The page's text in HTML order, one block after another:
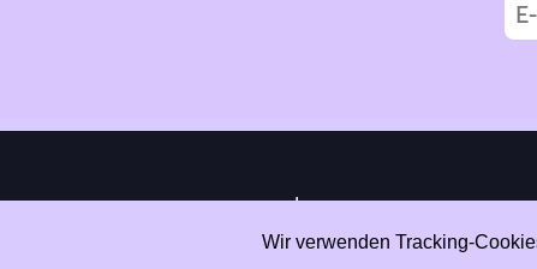
Wir verwenden Tracking-
|